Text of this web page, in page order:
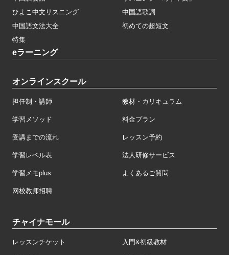
ひよこ中文リスニング
中国語歌詞
中国語文法大全
初めての超短文
特集
eラーニング
オンラインスクール
担任制・講師 教材・カリキュラム
学習メソッド 料金プラン
受講までの流れ レッスン予約
学習レベル表 法人研修サービス
学習メモplus よくあるご質問
网校教师招聘
チャイナモール
レッスンチケット 入門&初級教材